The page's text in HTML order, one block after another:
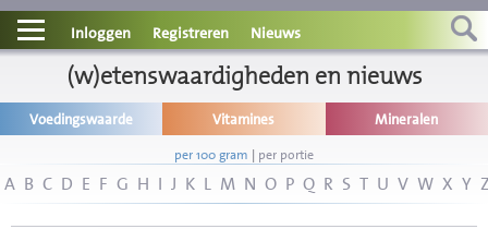
Contact
Informatie
Disclaimer
Inloggen Registreren Nieuws
(w)etenswaardigheden en nieuws
Voedingswaarde Vitamines Mineralen
per 100 gram | per portie
A B C D E F G H I J K L M N O P Q R S T U V W X Y